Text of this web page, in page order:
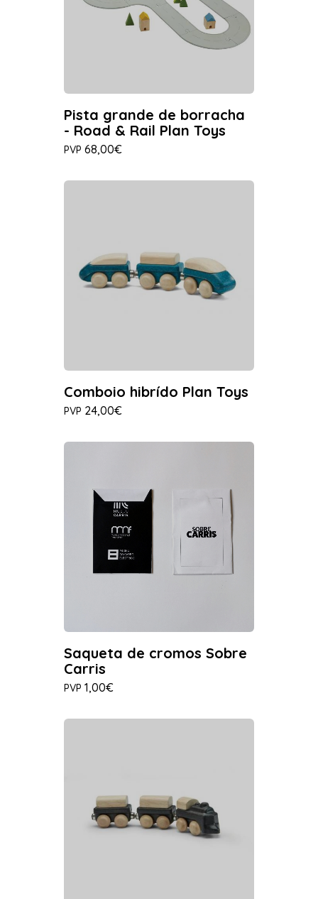
Pista grande de borracha
- Road & Rail Plan Toys
PVP 68,00€
Comboio hibrído Plan Toys
PVP 24,00€
Saqueta de cromos Sobre
Carris
PVP 1,00€